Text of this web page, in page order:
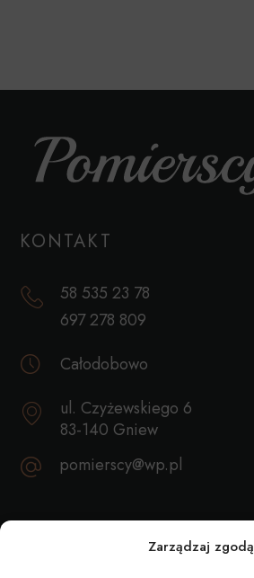
Zarządzaj zgodą
KONTAKT
58 535 23 78
697 278 809
Całodobowo
ul. Czyżewskiego 6
83-140 Gniew
pomierscy@wp.pl
REKOMENDACJE